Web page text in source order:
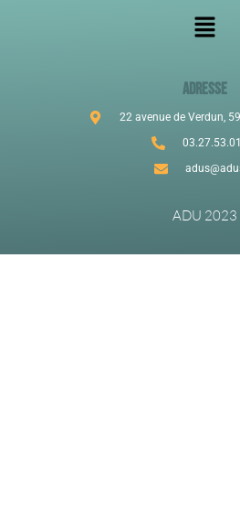
ADRESSE
22 avenue de Verdun,
ADU 2023